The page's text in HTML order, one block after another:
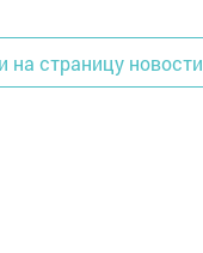
на страницу новости